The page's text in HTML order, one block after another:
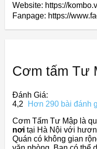
Website: https://
Fanpage: https://
Cơm tấm Tư
Đánh Giá:
4,2
Hơn 290 bài đánh
Cơm Tấm Tư Mập là
nơi tại Hà Nội với
Quán có không gian